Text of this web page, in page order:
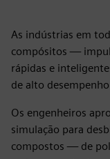
As indústrias em
compósitos —
rápidas e
de alto
Os engenheiros
simulação para
compostos — de